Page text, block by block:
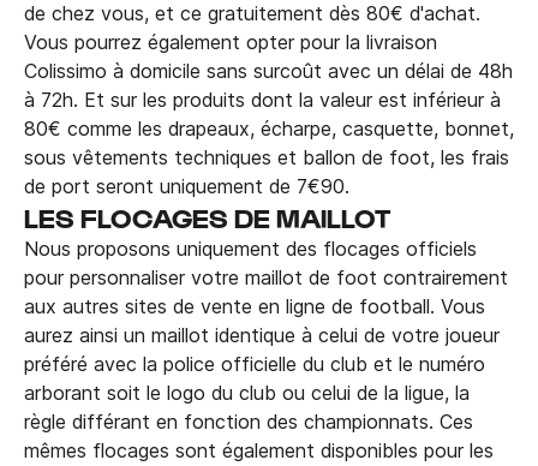
de chez vous, et ce gratuitement dès 80€ d'achat.
Vous pourrez également opter pour la livraison
Colissimo à domicile sans surcoût avec un délai de 48h
à 72h. Et sur les produits dont la valeur est inférieur à
80€ comme les drapeaux, écharpe, casquette, bonnet,
sous vêtements techniques et ballon de foot, les frais
de port seront uniquement de 7€90.
LES FLOCAGES DE MAILLOT
Nous proposons uniquement des flocages officiels
pour personnaliser votre maillot de foot contrairement
aux autres sites de vente en ligne de football. Vous
aurez ainsi un maillot identique à celui de votre joueur
préféré avec la police officielle du club et le numéro
arborant soit le logo du club ou celui de la ligue, la
règle différant en fonction des championnats. Ces
mêmes flocages sont également disponibles pour les